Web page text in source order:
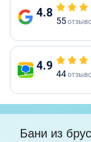
4.8
55
4.9
44
Бани из